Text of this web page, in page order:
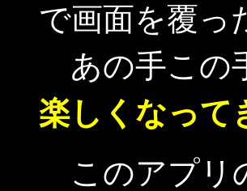
で画面を覆っ
あの手この
楽しくなって
このアプリ